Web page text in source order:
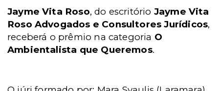
Jayme Vita Roso, do escritório Jayme Vita
Roso Advogados e Consultores Jurídicos,
receberá o prêmio na categoria O
Ambientalista que Queremos.